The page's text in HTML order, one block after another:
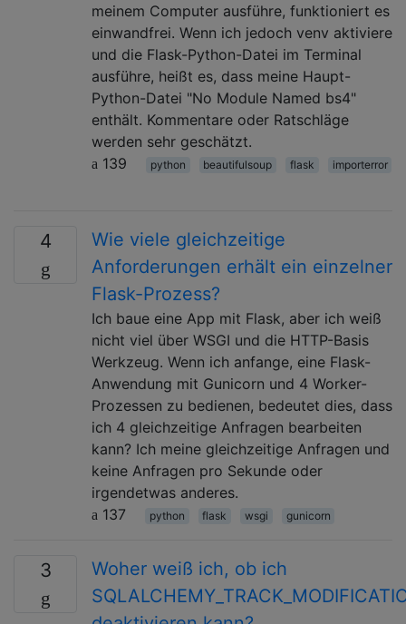
meinem Computer ausführe, funktioniert es
einwandfrei. Wenn ich jedoch venv aktiviere
und die Flask-Python-Datei im Terminal
ausführe, heißt es, dass meine Haupt-
Python-Datei "No Module Named bs4"
enthält. Kommentare oder Ratschläge
werden sehr geschätzt.
139
python beautifulsoup flask importerror
4
Wie viele gleichzeitige
Anforderungen erhält ein einzelner
Flask-Prozess?
Ich baue eine App mit Flask, aber ich weiß
nicht viel über WSGI und die HTTP-Basis
Werkzeug. Wenn ich anfange, eine Flask-
Anwendung mit Gunicorn und 4 Worker-
Prozessen zu bedienen, bedeutet dies, dass
ich 4 gleichzeitige Anfragen bearbeiten
kann? Ich meine gleichzeitige Anfragen und
keine Anfragen pro Sekunde oder
irgendetwas anderes.
137
python flask wsgi gunicorn
3
Woher weiß ich, ob ich